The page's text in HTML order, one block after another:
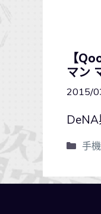
【
マン
2015/
DeNA
手